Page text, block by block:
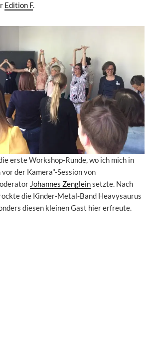
Edition F.
erste Workshop-Runde, wo ich mich in
der Kamera"-Session von
Johannes Zengleinsetzte. Nach
die Kinder-Metal-Band Heavysaurus
diesen kleinen Gast hier erfreute.